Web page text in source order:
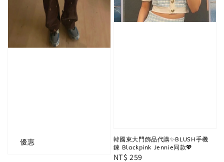
優惠
韓國東大門飾品代購✨BLUSH手機
鍊 Blackpink Jennie同款💖
Regular
NT$ 259